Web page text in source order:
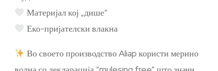
Материјал кој „дише“
Еко-пријателски влакна
Во своето производство Aliap користи мерино